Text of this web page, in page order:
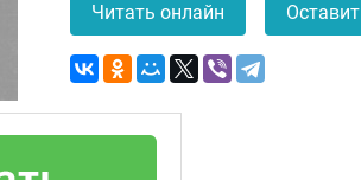
Читать онлайн